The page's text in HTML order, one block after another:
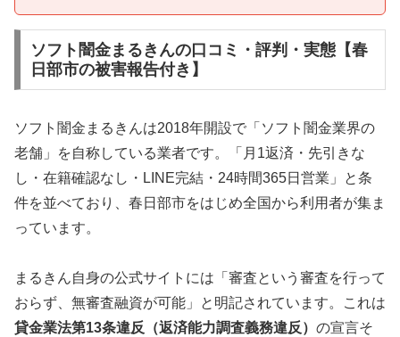
ソフト闇金まるきんの口コミ・評判・実態【春
日部市の被害報告付き】
ソフト闇金まるきんは2018年開設で「ソフト闇金業界の
老舗」を自称している業者です。「月1返済・先引きな
し・在籍確認なし・LINE完結・24時間365日営業」と条
件を並べており、春日部市をはじめ全国から利用者が集ま
っています。
まるきん自身の公式サイトには「審査という審査を行って
おらず、無審査融資が可能」と明記されています。これは
貸金業法第13条違反（返済能力調査義務違反） の宣言そ